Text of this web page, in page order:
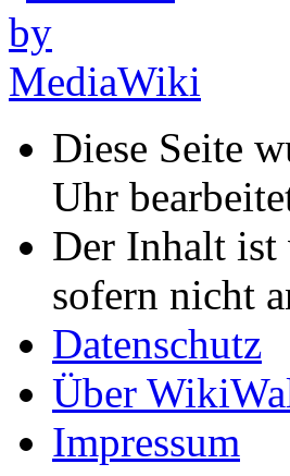
Diese Seite
Uhr
Der Inhalt ist
sofern nicht
Datenschutz
Über
Impressum